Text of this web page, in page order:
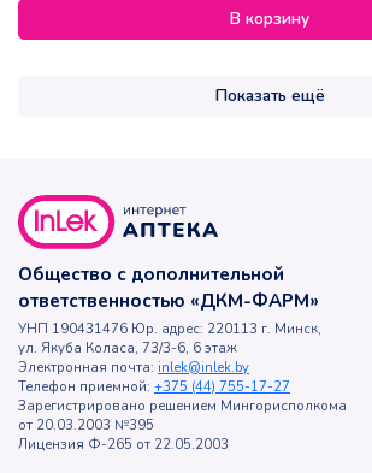
В корзину
Показать ещё
Общество с дополнительной
ответственностью «ДКМ-ФАРМ»
УНП 190431476 Юр. адрес: 220113 г. Минск,
ул. Якуба Коласа, 73/3-6, 6 этаж
Электронная почта: inlek@inlek.by
Телефон приемной: +375 (44) 755-17-27
Зарегистрировано решением Мингорисполкома
от 20.03.2003 №395
Лицензия Ф-265 от 22.05.2003